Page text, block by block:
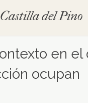
del Pino
en el
ocupan